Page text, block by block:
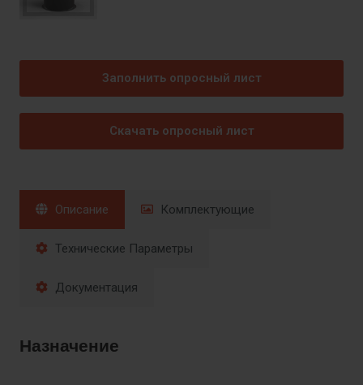
Заполнить опросный лист
Скачать опросный лист
Описание Комплектующие
Технические Параметры
Документация
Назначение